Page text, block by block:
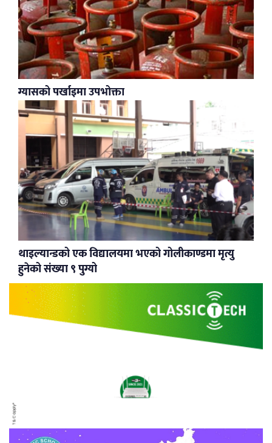
ग्यासको पर्खाइमा उपभोक्ता
थाइल्यान्डको एक विद्यालयमा भएको गोलीकाण्डमा मृत्यु
हुनेको संख्या ९ पुग्यो